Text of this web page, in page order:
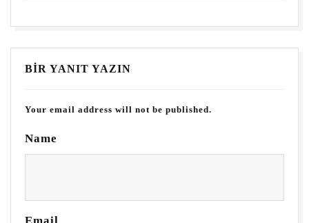
BIR YANIT YAZIN
Your email address will not be published.
Name